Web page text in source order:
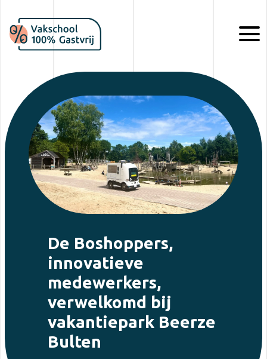
De Boshoppers,
innovatieve
medewerkers,
verwelkomd bij
vakantiepark Beerze
Bulten